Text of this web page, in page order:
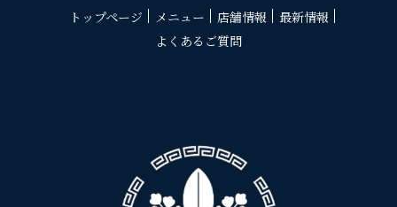
トップページ メニュー 店舗情報
最新情報
よくあるご質問